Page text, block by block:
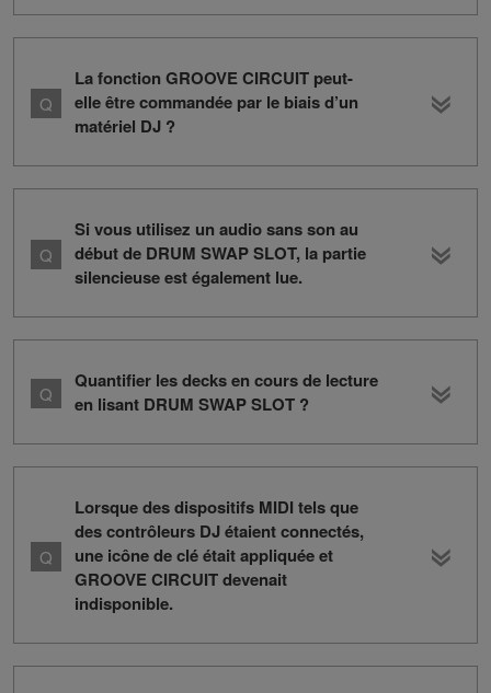
La fonction GROOVE CIRCUIT peut-
elle être commandée par le biais d’un
matériel DJ ?
Si vous utilisez un audio sans son au
début de DRUM SWAP SLOT, la partie
silencieuse est également lue.
Quantifier les decks en cours de lecture
en lisant DRUM SWAP SLOT ?
Lorsque des dispositifs MIDI tels que
des contrôleurs DJ étaient connectés,
une icône de clé était appliquée et
GROOVE CIRCUIT devenait
indisponible.